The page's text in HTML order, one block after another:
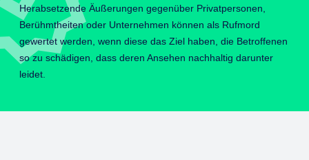
Herabsetzende Äußerungen gegenüber Privatpersonen,
Berühmtheiten oder Unternehmen können als Rufmord
gewertet werden, wenn diese das Ziel haben, die Betroffenen
so zu schädigen, dass deren Ansehen nachhaltig darunter
leidet.